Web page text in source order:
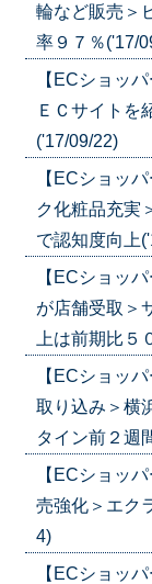
輪など販売＞
率９７％('17/
【ECショッ
ＥＣサイトを
('17/09/22)
【ECショッ
ク化粧品充実
で認知度向上
【ECショッ
が店舗受取＞
上は前期比５
【ECショッ
取り込み＞横
タイン前２週
【ECショッ
売強化＞エク
4)
【ECショッ